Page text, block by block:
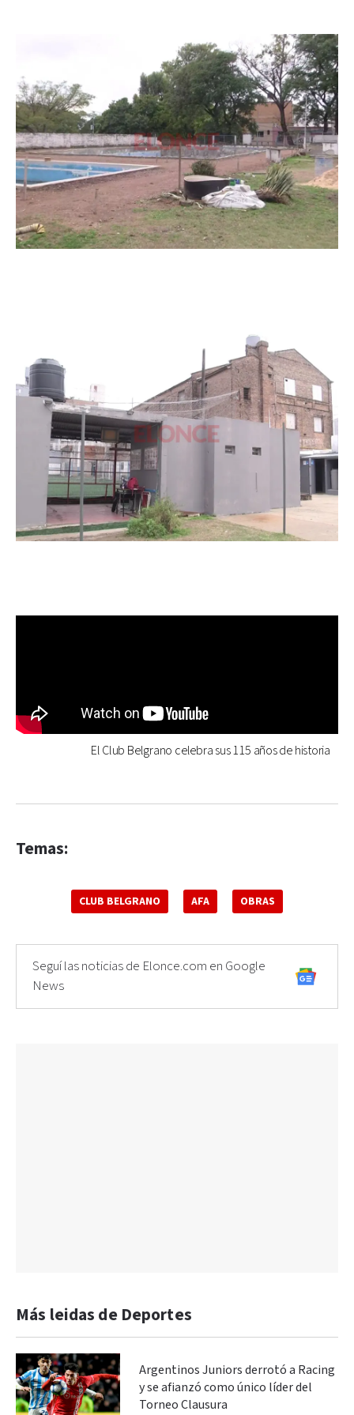
El Club Belgrano celebra sus 115 años de historia
Temas:
CLUB BELGRANO AFA OBRAS
Seguí las noticias de Elonce.com en Google
News
Más leidas de Deportes
Argentinos Juniors derrotó a Racing
y se afianzó como único líder del
Torneo Clausura